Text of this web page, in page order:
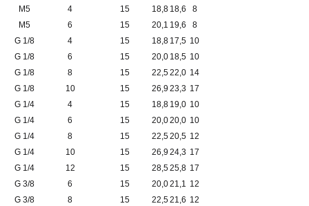
M5
4 15 18,8 18,6
8
M5
6 15 20,1 19,6
8
G 1/8
4 15 18,8 17,5 10
G 1/8
6 15 20,0 18,5 10
G 1/8
8 15 22,522,0 14
G 1/8
10 15 26,9 23,3 17
G 1/4
4 15 18,8 19,0 10
G 1/4
6 15 20,020,0 10
G 1/4
8 15 22,520,5 12
G 1/4
10 15 26,9 24,3 17
G 1/4
12 15 28,525,8 17
G 3/8
6 15 20,021,1 12
G 3/8
8 15 22,521,6 12